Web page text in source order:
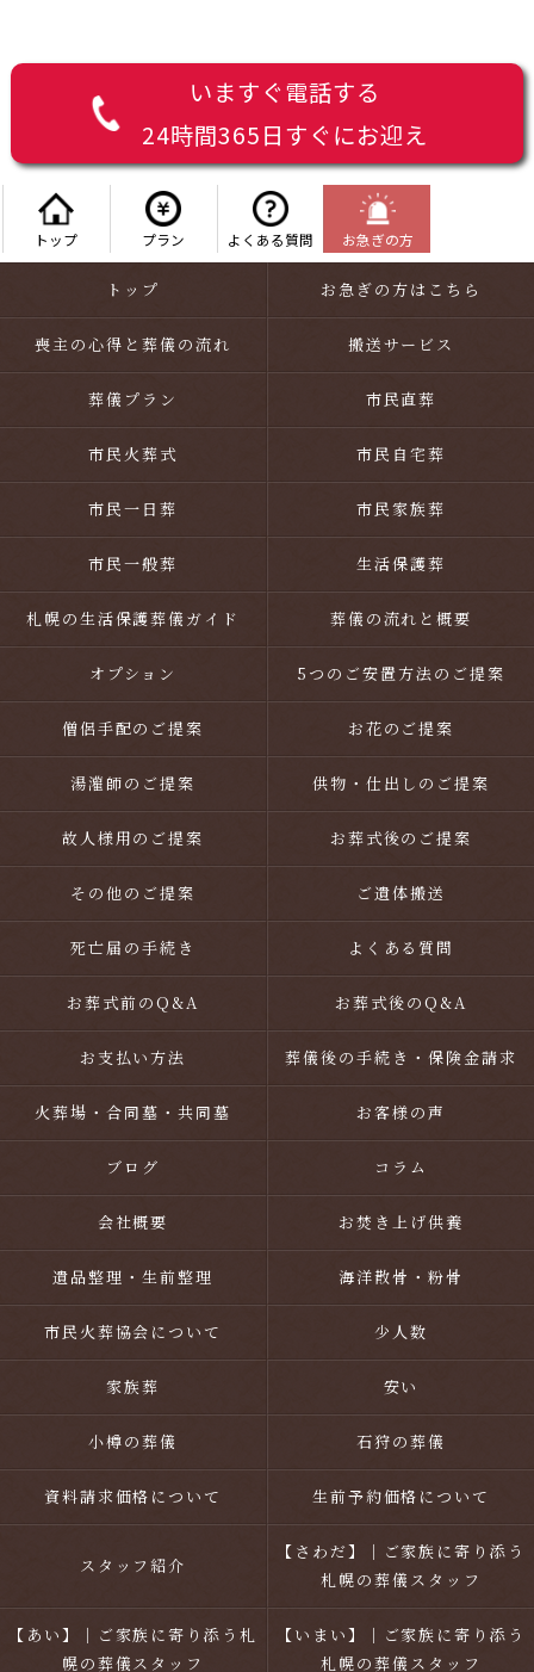
いますぐ電話する
24時間365日すぐにお迎え
トップ プラン よくある質問 お急ぎの方
トップ お急ぎの方はこちら
喪主の心得と葬儀の流れ 搬送サービス
葬儀プラン 市民直葬
市民火葬式 市民自宅葬
市民一日葬 市民家族葬
市民一般葬 生活保護葬
札幌の生活保護葬儀ガイド 葬儀の流れと概要
オプション 5つのご安置方法のご提案
僧侶手配のご提案 お花のご提案
湯灌師のご提案 供物・仕出しのご提案
故人様用のご提案 お葬式後のご提案
その他のご提案 ご遺体搬送
死亡届の手続き よくある質問
お葬式前のQ&A お葬式後のQ&A
お支払い方法 葬儀後の手続き・保険金請求
火葬場・合同墓・共同墓 お客様の声
ブログ コラム
会社概要 お焚き上げ供養
遺品整理・生前整理 海洋散骨・粉骨
市民火葬協会について 少人数
家族葬 安い
小樽の葬儀 石狩の葬儀
資料請求価格について 生前予約価格について
スタッフ紹介
【さわだ】｜ご家族に寄り添う
札幌の葬儀スタッフ
【あい】｜ご家族に寄り添う札
幌の葬儀スタッフ
【いまい】｜ご家族に寄り添う
札幌の葬儀スタッフ